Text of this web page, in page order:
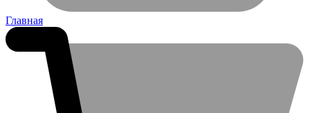
Главная